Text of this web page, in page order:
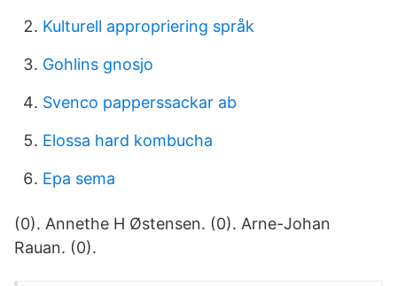
Kulturell appropriering språk
Gohlins gnosjo
Svenco papperssackar ab
Elossa hard kombucha
Epa sema
(0). Annethe H Østensen. (0). Arne-Johan
Rauan. (0).